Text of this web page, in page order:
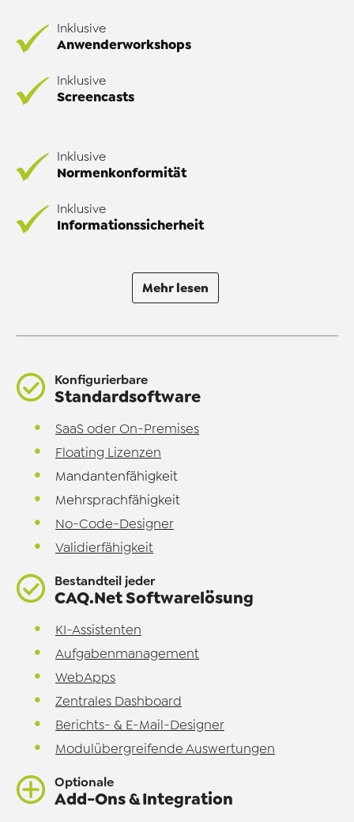
Inklusive
Anwenderworkshops
Inklusive
Screencasts
Inklusive
Normenkonformität
Inklusive
Informationssicherheit
Mehr lesen
Konfigurierbare
Standardsoftware
SaaS oder On-Premises
Floating Lizenzen
Mandantenfähigkeit
Mehrsprachfähigkeit
No-Code-Designer
Validierfähigkeit
Bestandteil jeder
CAQ.Net Softwarelösung
KI-Assistenten
Aufgabenmanagement
WebApps
Zentrales Dashboard
Berichts- & E-Mail-Designer
Modulübergreifende Auswertungen
Optionale
Add-Ons & Integration